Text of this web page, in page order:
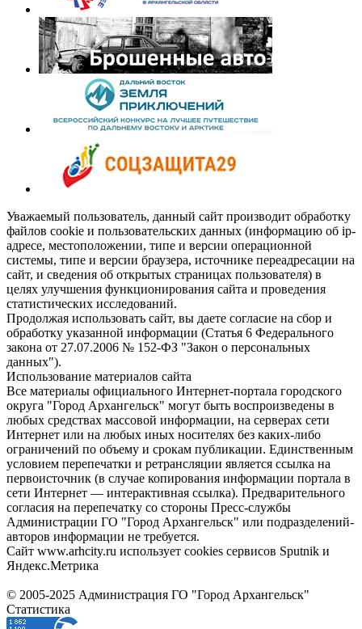
Уважаемый пользователь, данный сайт производит обработку
файлов cookie и пользовательских данных (информацию об ip-
адресе, местоположении, типе и версии операционной
системы, типе и версии браузера, источнике переадресации на
сайт, и сведения об открытых страницах пользователя) в
целях улучшения функционирования сайта и проведения
статистических исследований.
Продолжая использовать сайт, вы даете согласие на сбор и
обработку указанной информации (Статья 6 Федерального
закона от 27.07.2006 № 152-ФЗ "Закон о персональных
данных").
Использование материалов сайта
Все материалы официального Интернет-портала городского
округа "Город Архангельск" могут быть воспроизведены в
любых средствах массовой информации, на серверах сети
Интернет или на любых иных носителях без каких-либо
ограничений по объему и срокам публикации. Единственным
условием перепечатки и ретрансляции является ссылка на
первоисточник (в случае копирования информации портала в
сети Интернет — интерактивная ссылка). Предварительного
согласия на перепечатку со стороны Пресс-службы
Администрации ГО "Город Архангельск" или подразделений-
авторов информации не требуется.
Сайт www.arhcity.ru использует cookies сервисов Sputnik и
Яндекс.Метрика
© 2005-2025 Администрация ГО "Город Архангельск"
Статистика